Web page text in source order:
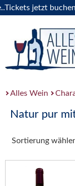
jetzt buchen!
Alles Wein
Natur pur
Sortierung